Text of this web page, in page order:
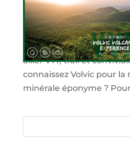
Les 25, 26 et 27 mai
Volcanic Experience. Au
Naturel Régional des
de l’emblématique
allier VTT, trail et
connaissez Volvic pour la
minérale éponyme ?